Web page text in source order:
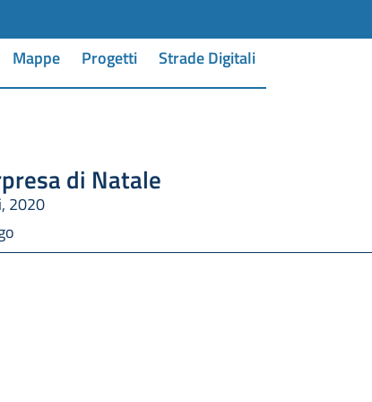
Mappe Progetti Strade Digitali
di Natale
2020